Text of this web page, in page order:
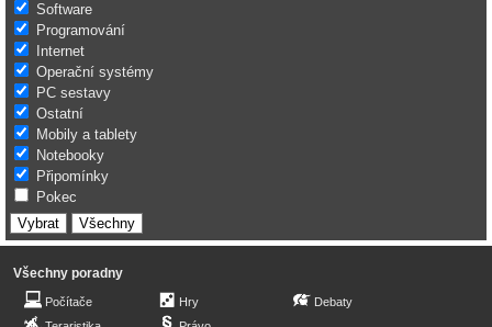
Software
Programování
Internet
Operační systémy
PC sestavy
Ostatní
Mobily a tablety
Notebooky
Připomínky
Pokec
Všechny poradny
Počítače
Hry
Debaty